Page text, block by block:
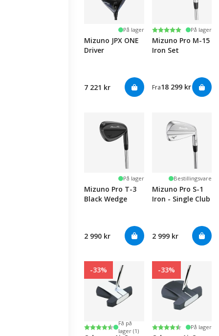
På lager
Mizuno JPX ONE
Driver
7 221 kr
Karakter:
5.0 av 5 mulige
På lager
Mizuno Pro M-15
Iron Set
Fra18 299 kr
På lager
Mizuno Pro T-3
Black Wedge
2 990 kr
Bestillingsvare
Mizuno Pro S-1
Iron - Single Club
2 999 kr
-33%
Karakter:
4.5 av 5 mulige
Få på
lager (1)
-33%
Karakter:
4.6 av 5 mulige
På lager